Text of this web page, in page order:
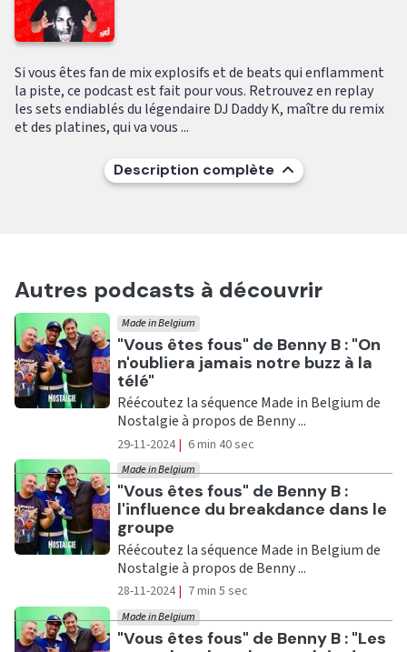
Si vous êtes fan de mix explosifs et de beats qui enflamment
la piste, ce podcast est fait pour vous. Retrouvez en replay
les sets endiablés du légendaire DJ Daddy K, maître du remix
et des platines, qui va vous ...
Description complète
Autres podcasts à découvrir
Ecouter
"Vous êtes fous" de Benny B : "On
n'oubliera jamais notre buzz à la
télé"
Made in Belgium
Réécoutez la séquence Made in Belgium de
Nostalgie à propos de Benny ...
29-11-2024 | 6 min 40 sec
Ecouter
"Vous êtes fous" de Benny B :
l'influence du breakdance dans le
groupe
Made in Belgium
Réécoutez la séquence Made in Belgium de
Nostalgie à propos de Benny ...
28-11-2024 | 7 min 5 sec
Ecouter
"Vous êtes fous" de Benny B : "Les
Made in Belgium